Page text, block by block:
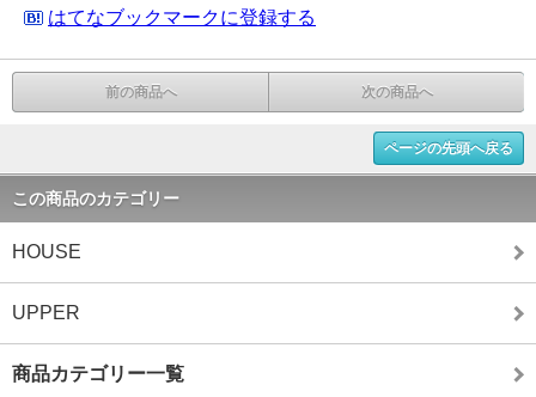
はてなブックマークに登録する
前の商品へ 次の商品へ
ページの先頭へ戻る
この商品のカテゴリー
HOUSE
UPPER
商品カテゴリー一覧